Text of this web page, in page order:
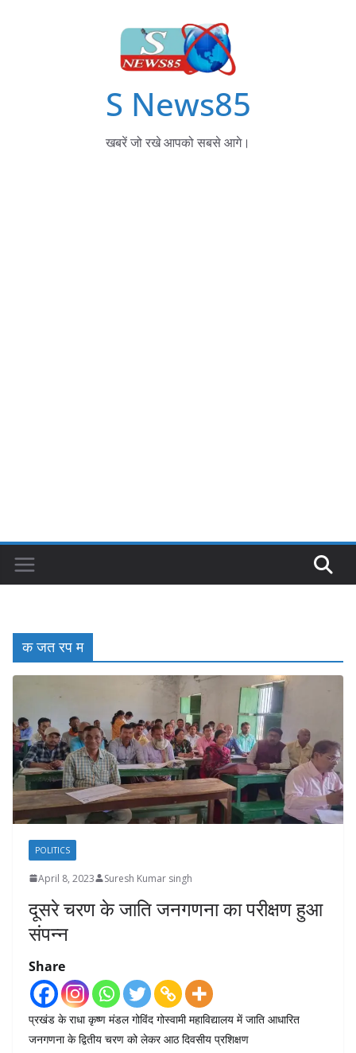
S News85
खबरें जो रखे आपको सबसे आगे।
क जत रप म
POLITICS
April 8, 2023 Suresh Kumar singh
दूसरे चरण के जाति जनगणना का परीक्षण हुआ
संपन्न
Share
प्रखंड के राधा कृष्ण मंडल गोविंद गोस्वामी महाविद्यालय में जाति आधारित
जनगणना के द्वितीय चरण को लेकर आठ दिवसीय प्रशिक्षण